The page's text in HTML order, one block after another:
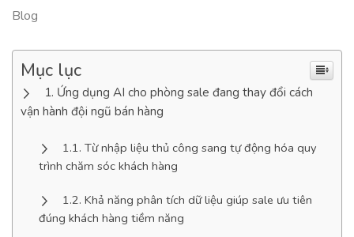
Blog
Mục lục
Ứng dụng AI cho phòng sale đang thay đổi cách
vận hành đội ngũ bán hàng
Từ nhập liệu thủ công sang tự động hóa quy
trình chăm sóc khách hàng
Khả năng phân tích dữ liệu giúp sale ưu tiên
đúng khách hàng tiềm năng